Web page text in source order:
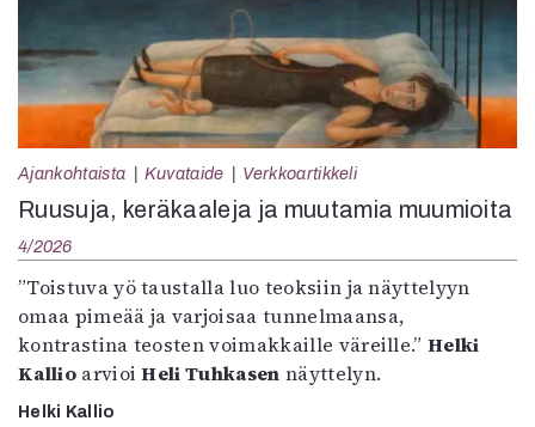
Ajankohtaista Kuvataide Verkkoartikkeli
Ruusuja, keräkaaleja ja muutamia muumioita
4/2026
”Toistuva yö taustalla luo teoksiin ja näyttelyyn
omaa pimeää ja varjoisaa tunnelmaansa,
kontrastina teosten voimakkaille väreille.”Helki
KallioarvioiHeli Tuhkasen näyttelyn.
Helki Kallio